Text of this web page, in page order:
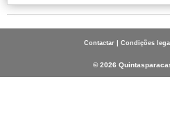
Contactar| Condições
© 2026